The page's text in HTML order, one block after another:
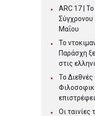
ARC 17 |
Σύγχρονου
Μαΐου
Το
Παράσχη
στις
Το
Οι